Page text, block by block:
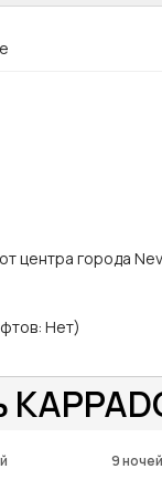
центра города
Нет)
9 ночей